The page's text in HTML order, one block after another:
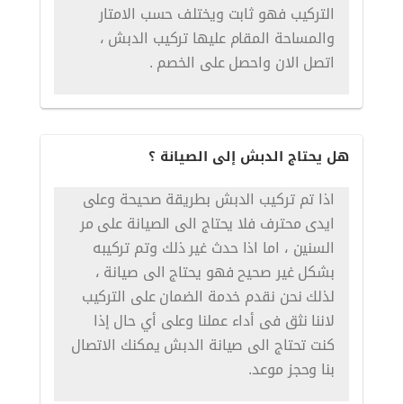
التركيب فهو ثابت ويختلف حسب الامتار
والمساحة المقام عليها تركيب الدبش ،
اتصل الان واحصل على الخصم .
هل يحتاج الدبش إلى الصيانة ؟
اذا تم تركيب الدبش بطريقة صحيحة وعلى
ايدى محترف فلا يحتاج الى الصيانة على مر
السنين ، اما اذا حدث غير ذلك وتم تركيبه
بشكل غير صحيح فهو يحتاج الى صيانة ،
لذلك نحن نقدم خدمة الضمان على التركيب
لاننا نثق فى أداء عملنا وعلى أي حال إذا
كنت تحتاج الى صيانة الدبش يمكنك الاتصال
بنا وحجز موعد.